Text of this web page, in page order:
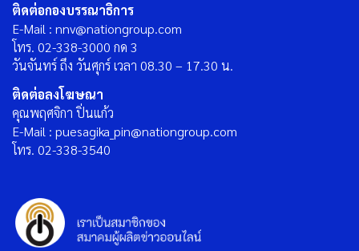
ติดต่อกองบรรณาธิการ
E-Mail : nnv@nationgroup.com
โทร. 02-338-3000 กด 3
วันจันทร์ ถึง วันศุกร์ เวลา 08.30 – 17.30 น.
ติดต่อลงโฆษณา
คุณพฤศจิกา ปิ่นแก้ว
E-Mail : puesagika_pin@nationgroup.com
โทร. 02-338-3540